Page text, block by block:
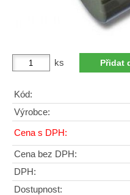
ks
Kód:
Výrobce:
Cena s DPH:
Cena bez DPH:
DPH:
Dostupnost: